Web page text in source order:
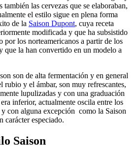
también las cervezas que se elaboraban,
el estilo sigue en plena forma
de la Saison Dupont, cuya receta
modificada y que ha subsistido
por los norteamericanos a partir de los
que la han convertido en un modelo a
son de alta fermentación y en general
rubio y el ámbar, son muy refrescantes,
lupulizadas y con una graduación
inferior, actualmente oscila entre los
con alguna excepción como la Saison
carácter especiado.
Saison